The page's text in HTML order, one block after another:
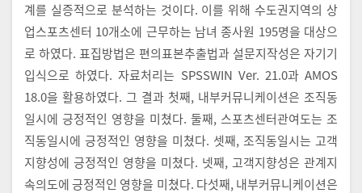
계를 실증적으로 분석하는 것이다. 이를 위해 수도권지역의 상
업스포츠센터 10개소에 근무하는 남녀 종사원 195명을 대상으
로 하였다. 표집방법은 편의표본추출법과 설문지작성은 자기기
입식으로 하였다. 자료처리는 SPSSWIN Ver. 21.0과 AMOS
18.0을 활용하였다. 그 결과 첫째, 내부커뮤니케이션은 조직동
일시에 긍정적인 영향을 미쳤다. 둘째, 스포츠센터관여도는 조
직동일시에 긍정적인 영향을 미쳤다. 셋째, 조직동일시는 고객
지향성에 긍정적인 영향을 미쳤다. 넷째, 고객지향성은 관계지
속의도에 긍정적인 영향을 미쳤다. 다섯째, 내부커뮤니케이션은